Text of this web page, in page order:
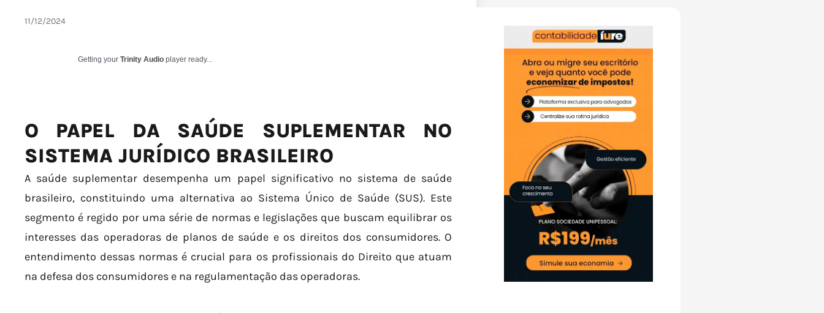
11/12/2024
Getting your Trinity Audio player ready...
O PAPEL DA SAÚDE SUPLEMENTAR NO
SISTEMA JURÍDICO BRASILEIRO
A saúde suplementar desempenha um papel significativo no sistema de saúde
brasileiro, constituindo uma alternativa ao Sistema Único de Saúde (SUS). Este
segmento é regido por uma série de normas e legislações que buscam equilibrar os
interesses das operadoras de planos de saúde e os direitos dos consumidores. O
entendimento dessas normas é crucial para os profissionais do Direito que atuam
na defesa dos consumidores e na regulamentação das operadoras.